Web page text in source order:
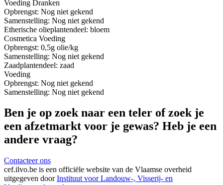
Voeding Dranken
Opbrengst: Nog niet gekend
Samenstelling: Nog niet gekend
Etherische olieplantendeel: bloem
Cosmetica Voeding
Opbrengst: 0,5g olie/kg
Samenstelling: Nog niet gekend
Zaadplantendeel: zaad
Voeding
Opbrengst: Nog niet gekend
Samenstelling: Nog niet gekend
Ben je op zoek naar een teler of zoek je
een afzetmarkt voor je gewas? Heb je een
andere vraag?
Contacteer ons
cef.ilvo.be is een officiële website van de Vlaamse overheid
uitgegeven doorInstituut voor Landouw-, Visserij- en